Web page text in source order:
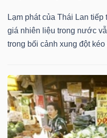
Lạm phát của Thái Lan
giá nhiên liệu trong nước
trong bối cảnh xung đột
(-)
Sách